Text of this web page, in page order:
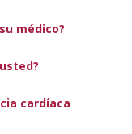
médico?
cardíaca